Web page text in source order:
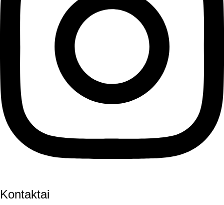
Kontaktai